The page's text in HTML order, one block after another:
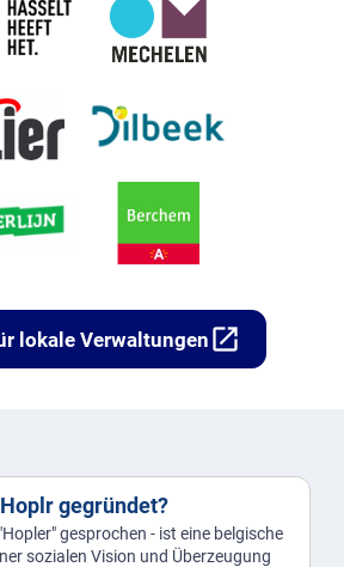
lokale Verwaltungen open_in_new
gegründet?
gesprochen - ist eine belgische
sozialen Vision und Überzeugung